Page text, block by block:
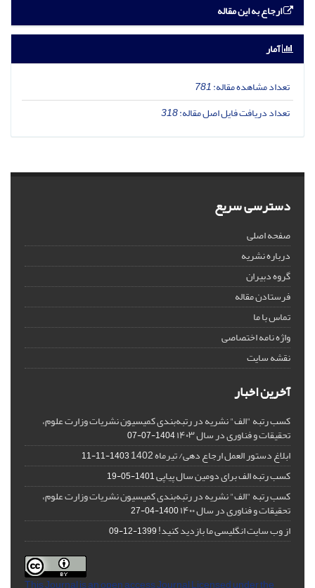
ارجاع به این مقاله
آمار
تعداد مشاهده مقاله:781
تعداد دریافت فایل اصل مقاله:318
دسترسی سریع
صفحه اصلی
درباره نشریه
گروه دبیران
فرستادن مقاله
تماس با ما
واژه نامه اختصاصی
نقشه سایت
آخرین اخبار
کسب رتبه "الف" نشریه در رتبه‌بندی کمیسیون نشریات وزارت علوم،
تحقیقات و فناوری در سال ۱۴۰۳ 1404-07-07
ابلاغ دستور العمل ارجاع دهی/ تیرماه 1402 1403-11-11
کسب رتبه الف برای دومین سال پیاپی1401-05-19
کسب رتبه "الف" نشریه در رتبه‌بندی کمیسیون نشریات وزارت علوم،
تحقیقات و فناوری در سال ۱۴۰۰ 1400-04-27
از وب سایت انگلیسی ما بازدید کنید!1399-12-09